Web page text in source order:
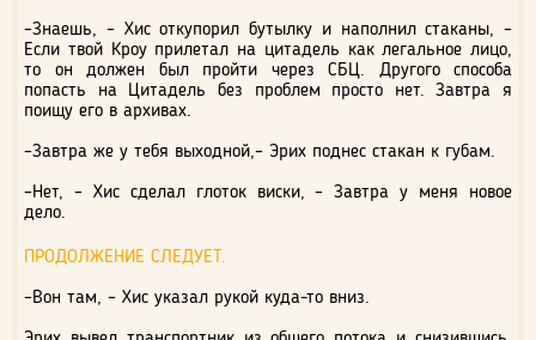
–Знаешь, – Хис откупорил бутылку и наполнил стаканы, –
Если твой Кроу прилетал на цитадель как легальное лицо,
то он должен был пройти через СБЦ. Другого способа
попасть на Цитадель без проблем просто нет. Завтра я
поищу его в архивах.
–Завтра же у тебя выходной,– Эрих поднес стакан к губам.
–Нет, – Хис сделал глоток виски, – Завтра у меня новое
дело.
ПРОДОЛЖЕНИЕ СЛЕДУЕТ.
–Вон там, – Хис указал рукой куда-то вниз.